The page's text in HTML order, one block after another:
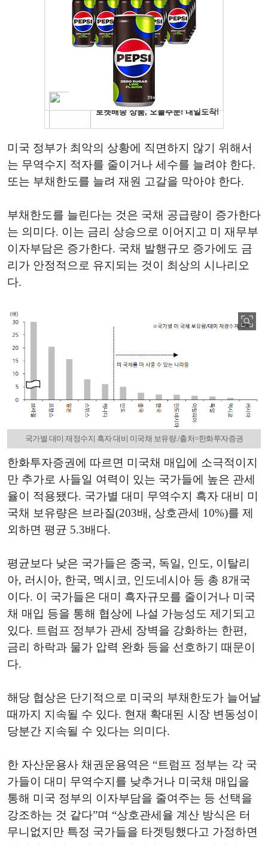
미국 정부가 최악의 상황에 직면하지 않기 위해서
는 무역수지 적자를 줄이거나 세수를 늘려야 한다.
또는 부채한도를 늘려 재원 고갈을 막아야 한다.
부채한도를 늘린다는 것은 국채 공급량이 증가한다
는 의미다. 이는 금리 상승으로 이어지고 미 재무부
이자부담은 증가한다. 국채 발행규모 증가에도 금
리가 안정적으로 유지되는 것이 최상의 시나리오
다.
국가별 대미 재정수지 흑자 대비 미국채 보유량./출처=한화투자증권
한화투자증권에 따르면 미국채 매입에 소극적이지
만 추가로 사들일 여력이 있는 국가들에 높은 관세
율이 적용됐다. 국가별 대미 무역수지 흑자 대비 미
국채 보유량은 브라질(203배, 상호관세 10%)를 제
외하면 평균 5.3배다.
평균보다 낮은 국가들은 중국, 독일, 인도, 이탈리
아, 러시아, 한국, 멕시코, 인도네시아 등 총 8개국
이다. 이 국가들은 대미 흑자규모를 줄이거나 미국
채 매입 등을 통해 협상에 나설 가능성도 제기되고
있다. 트럼프 정부가 관세 장벽을 강화하는 한편,
금리 하락과 물가 압력 완화 등을 선호하기 때문이
다.
해당 협상은 단기적으로 미국의 부채한도가 늘어날
때까지 지속될 수 있다. 현재 확대된 시장 변동성이
당분간 지속될 수 있다는 의미다.
한 자산운용사 채권운용역은 “트럼프 정부는 각 국
가들이 대미 무역수지를 낮추거나 미국채 매입을
통해 미국 정부의 이자부담을 줄여주는 등 선택을
강조하는 것 같다”며 “상호관세율 계산 방식은 터
무니없지만 특정 국가들을 타겟팅했다고 가정하면